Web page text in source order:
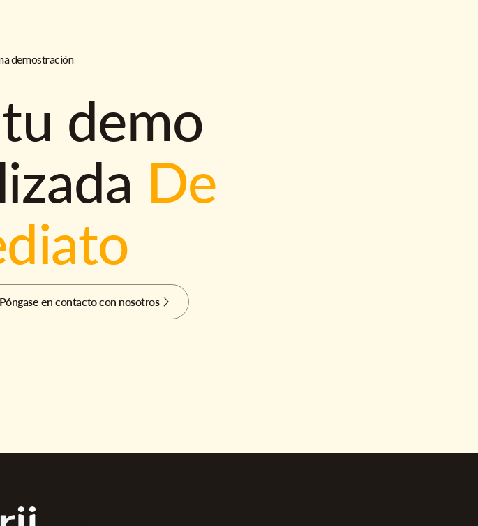
demostración
demo
De
Póngase en contacto con nosotros